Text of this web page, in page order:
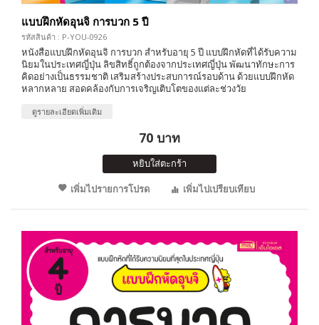
แบบฝึกหัดอุนจิ การบวก 5 ปี
รหัสสินค้า : P-YOU-0926
หนังสือแบบฝึกหัดอุนจิ การบวก สำหรับอายุ 5 ปี แบบฝึกหัดที่ได้รับความ
นิยมในประเทศญี่ปุ่น ลิขสิทธิ์ถูกต้องจากประเทศญี่ปุ่น พัฒนาทักษะการ
คิดอย่างเป็นธรรมชาติ เสริมสร้างประสบการณ์รอบด้าน ด้วยแบบฝึกหัด
หลากหลาย สอดคล้องกับการเจริญเติบโตของแต่ละช่วงวัย
ดูรายละเอียดเพิ่มเติม
70 บาท
หยิบใส่ตะกร้า
เพิ่มไปรายการโปรด
เพิ่มไปเปรียบเทียบ